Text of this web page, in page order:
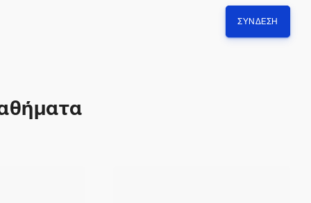
ΣΎΝΔΕΣΗ